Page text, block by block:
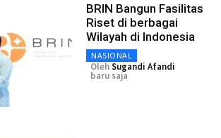
BRIN Bangun Fasilitas
Riset di berbagai
Wilayah di Indonesia
NASIONAL
OlehSugandi Afandi
baru saja